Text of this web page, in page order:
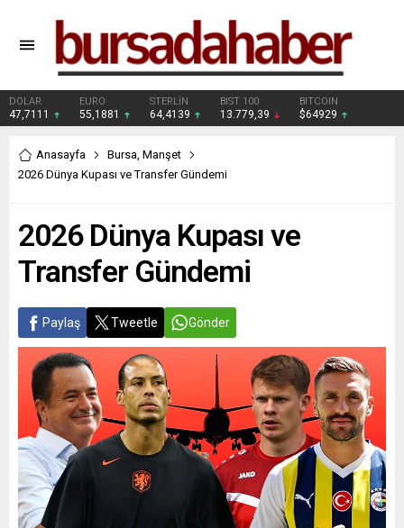
DOLAR
47,7111
EURO
55,1881
STERLİN
64,4139
BIST 100
13.779,39
BITCOIN
$64929
Anasayfa Bursa, Manşet
2026 Dünya Kupası ve Transfer Gündemi
2026 Dünya Kupası ve
Transfer Gündemi
Paylaş Tweetle Gönder